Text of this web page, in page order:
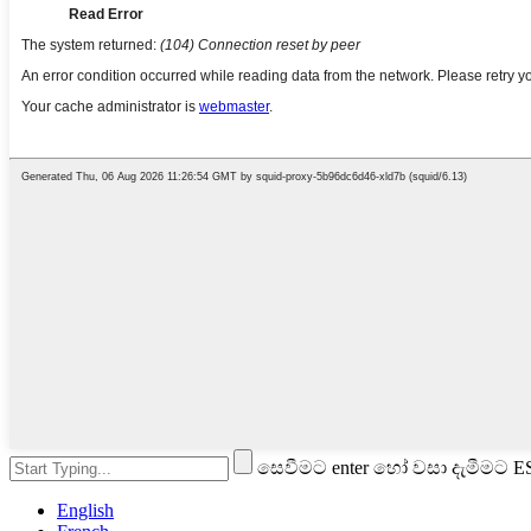
සෙවීමට enter හෝ වසා දැමීමට
English